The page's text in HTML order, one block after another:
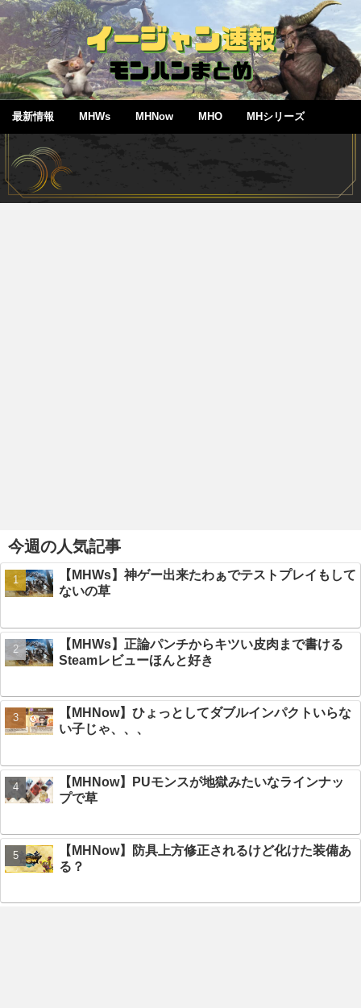
最新情報 MHWs MHNow MHO MHシリーズ
今週の人気記事
【MHWs】神ゲー出来たわぁでテストプレイもして
ないの草
【MHWs】正論パンチからキツい皮肉まで書ける
Steamレビューほんと好き
【MHNow】ひょっとしてダブルインパクトいらな
い子じゃ、、、
【MHNow】PUモンスが地獄みたいなラインナッ
プで草
【MHNow】防具上方修正されるけど化けた装備あ
る？